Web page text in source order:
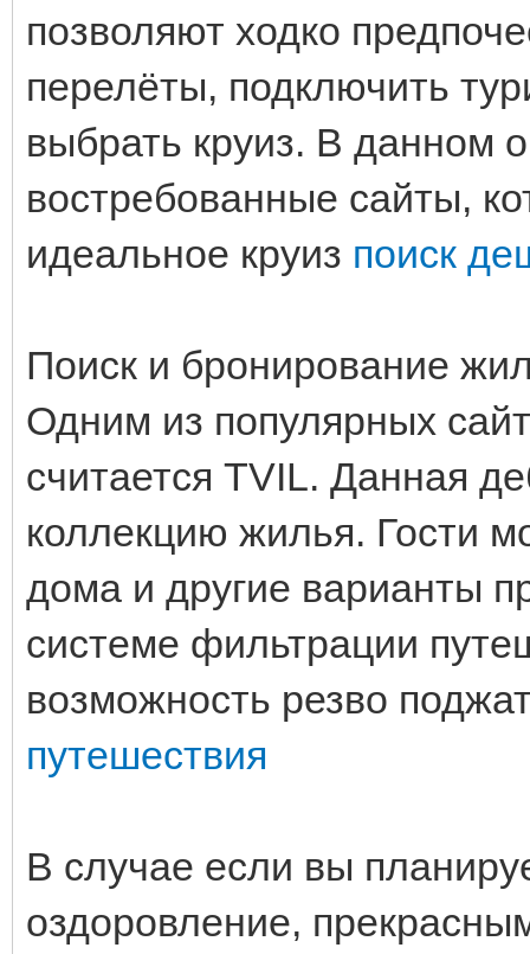
позволяют ходко
перелёты, подключить
выбрать круиз. В данном
востребованные сайты,
идеальное круиз поиск
Поиск и бронирование
Одним из популярных
считается TVIL. Данная
коллекцию жилья. Гости
дома и другие варианты
системе фильтрации
возможность резво
путешествия
В случае если вы
оздоровление,